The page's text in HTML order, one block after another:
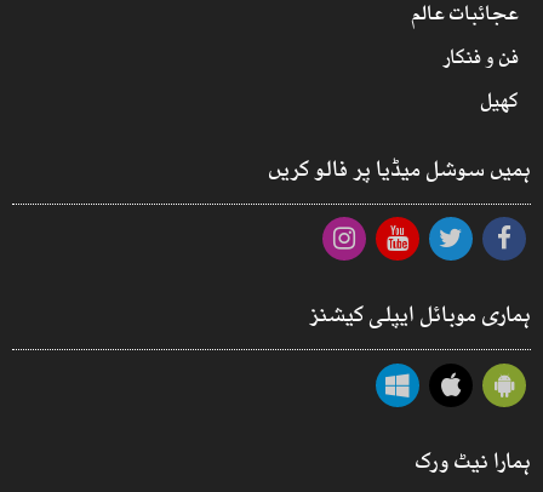
عجائبات عالم
فن و فنکار
کھیل
ہمیں سوشل میڈیا پر فالو کریں
ہماری موبائل ایپلی کیشنز
ہمارا نیٹ ورک